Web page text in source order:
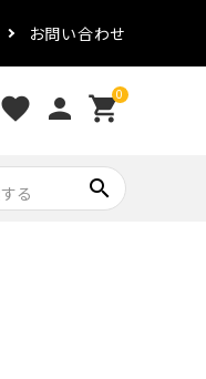
お問い合わせ
favorite person 0
shopping_cart
search